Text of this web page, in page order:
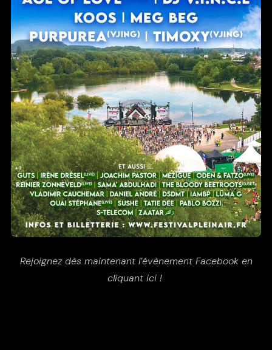
Rejoignez dès maintenant l’évènement Facebook en
cliquant ici !